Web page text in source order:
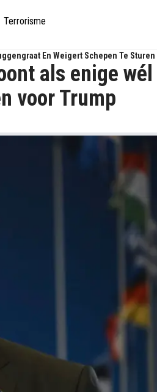
Terrorisme
En Weigert Schepen Te Sturen
als enige wél
voor Trump